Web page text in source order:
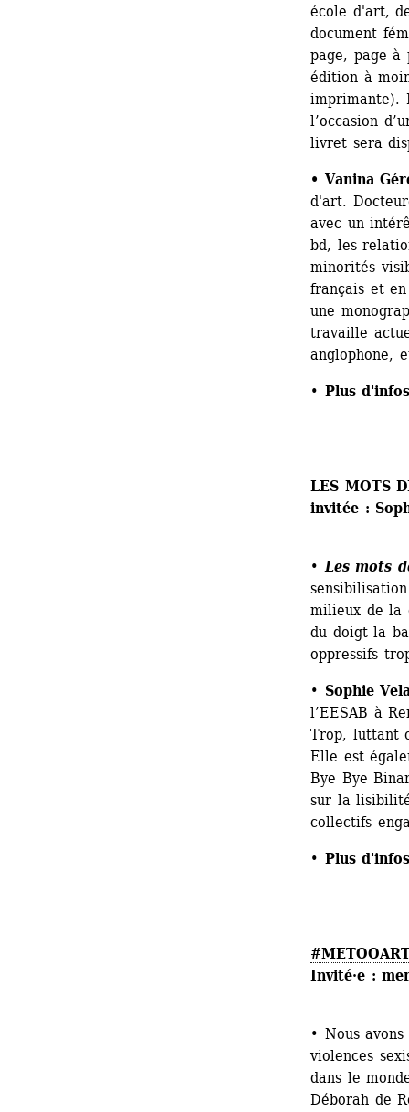
école d'art,
document
page, page à
édition à
imprimante).
l’occasion
livret sera
• Vanina
d'art.
avec un
bd, les
minorités
français et
une
travaille
anglophone,
• Plus
LES MOTS
invitée :
• Les mots
milieux de la
du doigt la
oppressifs
• Sophie
l’EESAB à
Trop, luttant
Elle est
Bye Bye
sur la
collectifs
• Plus
Invité·e :
• Nous
violences
dans le
Déborah de